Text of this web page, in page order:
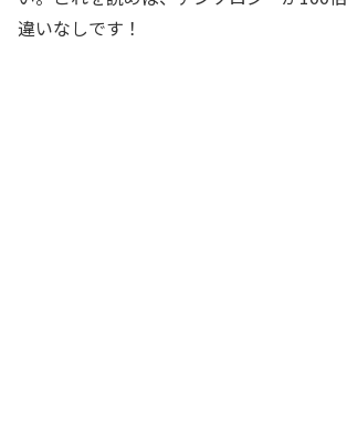
違いなしです！